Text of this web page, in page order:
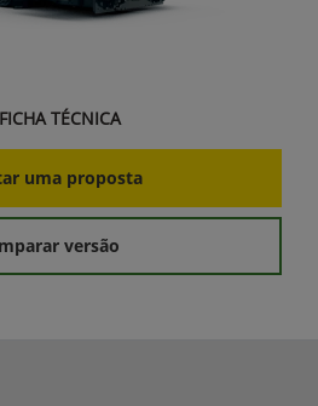
FICHA TÉCNICA
uma proposta
versão